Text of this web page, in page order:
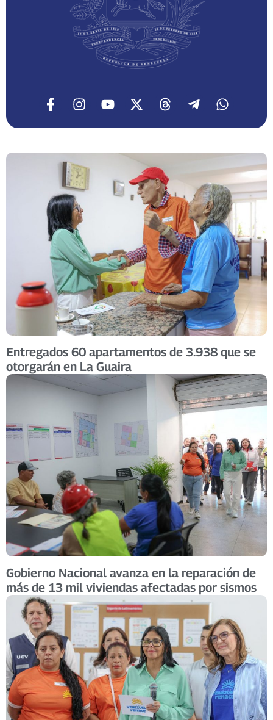
Entregados 60 apartamentos de 3.938 que se
otorgarán en La Guaira
Gobierno Nacional avanza en la reparación de
más de 13 mil viviendas afectadas por sismos